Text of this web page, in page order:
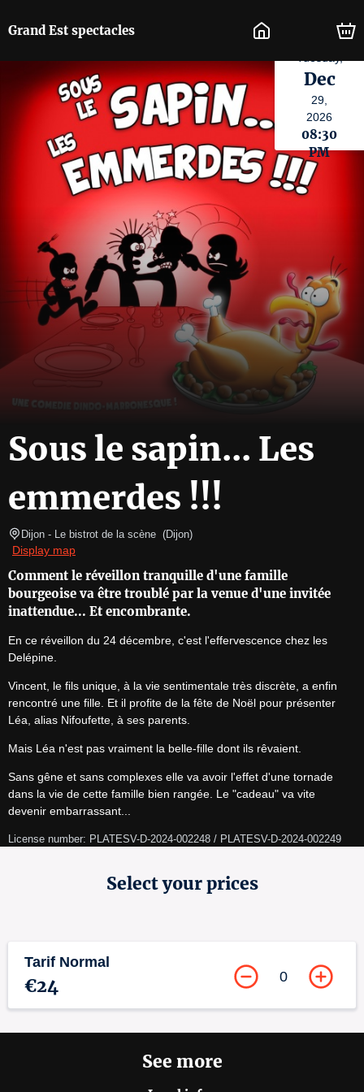
Grand Est spectacles
Dec
29,
2026
08:30
PM
Sous le sapin... Les
emmerdes !!!
Dijon - Le bistrot de la scène (Dijon)
Display map
Comment le réveillon tranquille d'une famille
bourgeoise va être troublé par la venue d'une invitée
inattendue... Et encombrante.
En ce réveillon du 24 décembre, c'est l'effervescence chez les
Delépine.
Vincent, le fils unique, à la vie sentimentale très discrète, a enfin
rencontré une fille. Et il profite de la fête de Noël pour présenter
Léa, alias Nifoufette, à ses parents.
Mais Léa n'est pas vraiment la belle-fille dont ils rêvaient.
Sans gêne et sans complexes elle va avoir l'effet d'une tornade
dans la vie de cette famille bien rangée. Le "cadeau" va vite
devenir embarrassant...
License number: PLATESV-D-2024-002248 / PLATESV-D-2024-002249
Select your prices
Tarif Normal
€24 0
See more